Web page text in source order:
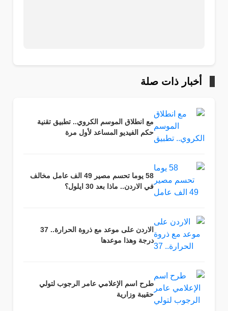
أخبار ذات صلة
مع انطلاق الموسم الكروي.. تطبيق تقنية
حكم الفيديو المساعد لأول مرة
58 يوما تحسم مصير 49 الف عامل مخالف
في الاردن.. ماذا بعد 30 ايلول؟
الاردن على موعد مع ذروة الحرارة.. 37
درجة وهذا موعدها
طرح اسم الإعلامي عامر الرجوب لتولي
حقيبة وزارية